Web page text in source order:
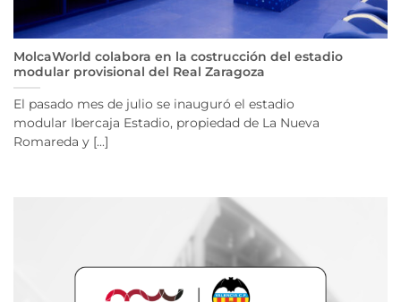
MolcaWorld colabora en la costrucción del estadio
modular provisional del Real Zaragoza
El pasado mes de julio se inauguró el estadio
modular Ibercaja Estadio, propiedad de La Nueva
Romareda y [...]